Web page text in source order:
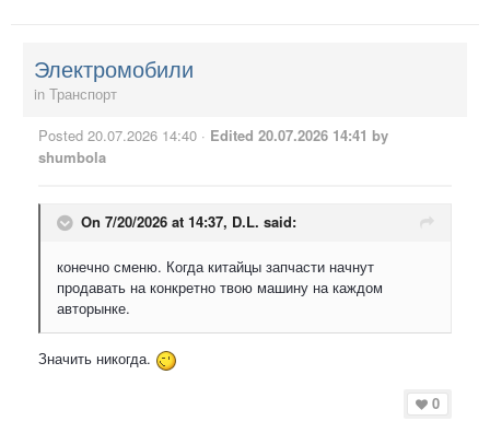
Электромобили
in Транспорт
Posted 20.07.2026 14:40 · Edited 20.07.2026 14:41 by
shumbola
On 7/20/2026 at 14:37, D.L. said:
конечно сменю. Когда китайцы запчасти начнут
продавать на конкретно твою машину на каждом
авторынке.
Значить никогда.
0